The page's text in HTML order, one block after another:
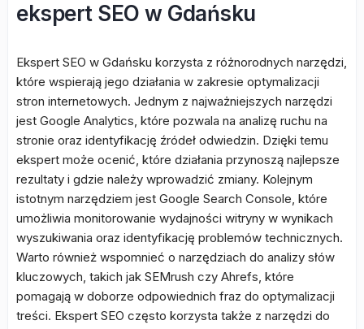
ekspert SEO w Gdańsku
Ekspert SEO w Gdańsku korzysta z różnorodnych narzędzi,
które wspierają jego działania w zakresie optymalizacji
stron internetowych. Jednym z najważniejszych narzędzi
jest Google Analytics, które pozwala na analizę ruchu na
stronie oraz identyfikację źródeł odwiedzin. Dzięki temu
ekspert może ocenić, które działania przynoszą najlepsze
rezultaty i gdzie należy wprowadzić zmiany. Kolejnym
istotnym narzędziem jest Google Search Console, które
umożliwia monitorowanie wydajności witryny w wynikach
wyszukiwania oraz identyfikację problemów technicznych.
Warto również wspomnieć o narzędziach do analizy słów
kluczowych, takich jak SEMrush czy Ahrefs, które
pomagają w doborze odpowiednich fraz do optymalizacji
treści. Ekspert SEO często korzysta także z narzędzi do